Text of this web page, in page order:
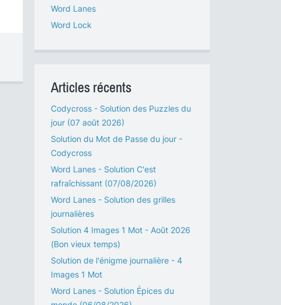
Word Lanes
Word Lock
Articles récents
Codycross - Solution des Puzzles du
jour (07 août 2026)
Solution du Mot de Passe du jour -
Codycross
Word Lanes - Solution C'est
rafraîchissant (07/08/2026)
Word Lanes - Solution des grilles
journalières
Solution 4 Images 1 Mot - Août 2026
(Bon vieux temps)
Solution de l'énigme journalière - 4
Images 1 Mot
Word Lanes - Solution Épices du